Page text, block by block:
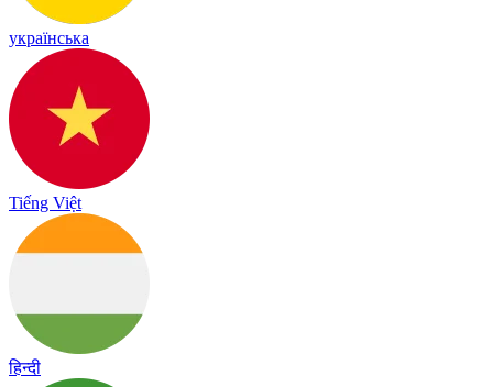
українська
Tiếng Việt
हिन्दी